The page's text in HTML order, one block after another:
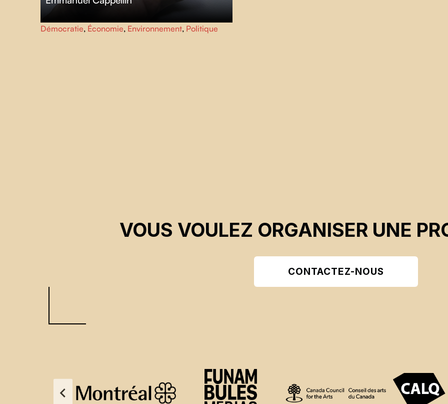
Comment continuer à vivre avec l’idée que l’aventure
humaine puisse échouer? En quête de réponses,
Démocratie, Économie, Environnement, Politique
VOUS VOULEZ ORGANISER UNE
CONTACTEZ-NOUS